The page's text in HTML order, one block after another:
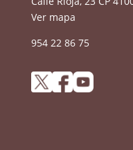
Ver mapa
954 22 86 75